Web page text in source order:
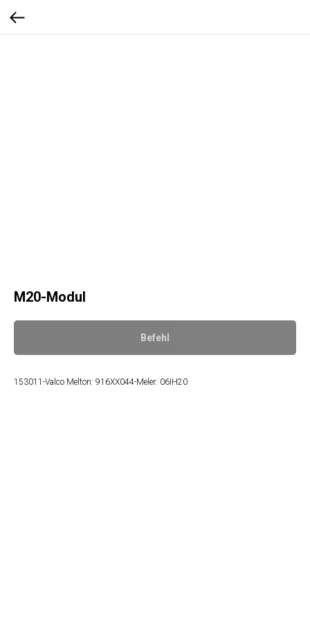
M20-Modul
Befehl
153011-Valco Melton: 916XX044-Meler: 06IH20